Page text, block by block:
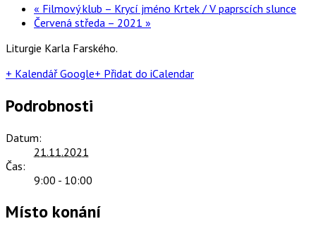
« Filmový klub – Krycí jméno Krtek / V paprscích slunce
Červená středa – 2021 »
Liturgie Karla Farského.
+ Kalendář Google+ Přidat do iCalendar
Podrobnosti
Datum:
21.11.2021
Čas:
9:00 - 10:00
Místo konání